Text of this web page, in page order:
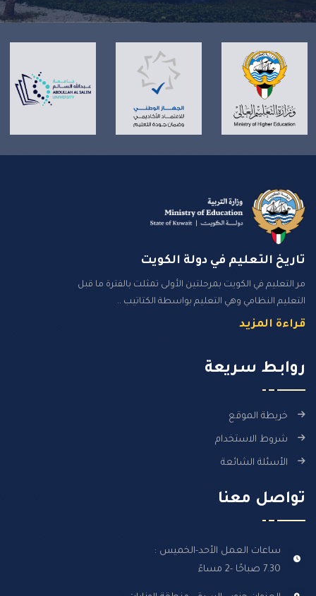
تاريخ التعليم في دولة الكويت
مر التعليم في الكويت بمرحلتين الأولى تمثلت بالفترة ما قبل
التعليم النظامي وهي التعليم بواسطة الكتاتيب ..
قراءة المزيد
روابـط سـريعة
خريطة الموقع
شروط الاستخدام
الأسئلة الشائعة
تواصل معنا
ساعات العمل الأحد-الخميس :
7.30 صباحًا -2 مساءً